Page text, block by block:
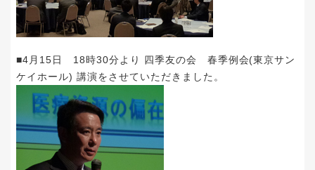
■4月15日 18時30分より 四季友の会 春季例会(東京サン
ケイホール) 講演をさせていただきました。